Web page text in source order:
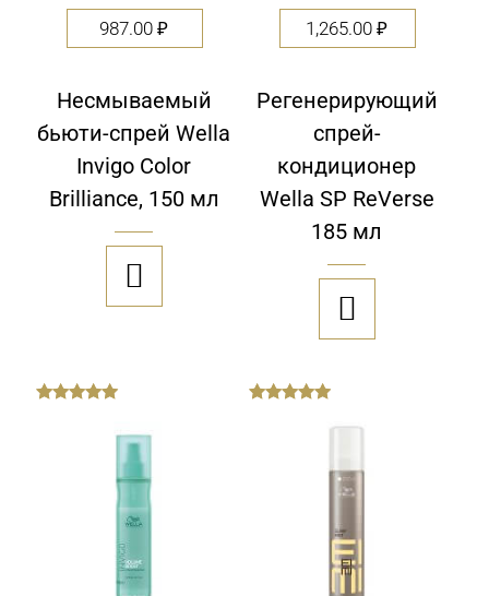
987.00 ₽
Несмываемый
бьюти-спрей Wella
Invigo Color
Brilliance, 150 мл

1,265.00 ₽
Регенерирующий
спрей-
кондиционер
Wella SP ReVerse
185 мл
